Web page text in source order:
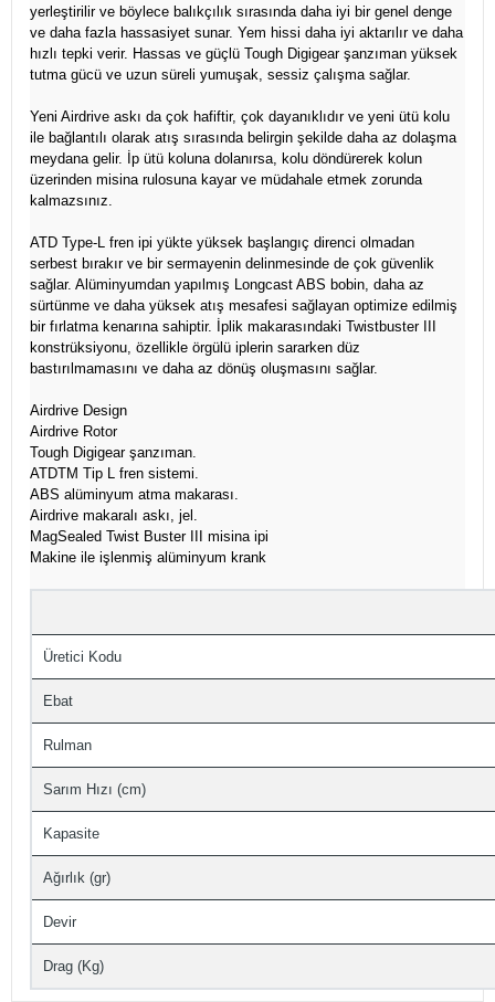
yerleştirilir ve böylece balıkçılık sırasında daha iyi bir genel denge
ve daha fazla hassasiyet sunar. Yem hissi daha iyi aktarılır ve daha
hızlı tepki verir. Hassas ve güçlü Tough Digigear şanzıman yüksek
tutma gücü ve uzun süreli yumuşak, sessiz çalışma sağlar.
Yeni Airdrive askı da çok hafiftir, çok dayanıklıdır ve yeni ütü kolu
ile bağlantılı olarak atış sırasında belirgin şekilde daha az dolaşma
meydana gelir. İp ütü koluna dolanırsa, kolu döndürerek kolun
üzerinden misina rulosuna kayar ve müdahale etmek zorunda
kalmazsınız.
ATD Type-L fren ipi yükte yüksek başlangıç direnci olmadan
serbest bırakır ve bir sermayenin delinmesinde de çok güvenlik
sağlar. Alüminyumdan yapılmış Longcast ABS bobin, daha az
sürtünme ve daha yüksek atış mesafesi sağlayan optimize edilmiş
bir fırlatma kenarına sahiptir. İplik makarasındaki Twistbuster III
konstrüksiyonu, özellikle örgülü iplerin sararken düz
bastırılmamasını ve daha az dönüş oluşmasını sağlar.
Airdrive Design
Airdrive Rotor
Tough Digigear şanzıman.
ATDTM Tip L fren sistemi.
ABS alüminyum atma makarası.
Airdrive makaralı askı, jel.
MagSealed Twist Buster III misina ipi
Makine ile işlenmiş alüminyum krank
Üretici Kodu
Ebat
Rulman
Sarım Hızı (cm)
Kapasite
Ağırlık (gr)
Devir
Drag (Kg)